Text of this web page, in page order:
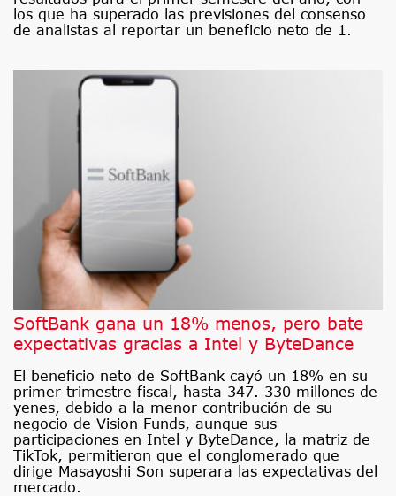
los que ha superado las previsiones del consenso
de analistas al reportar un beneficio neto de 1.
SoftBank gana un 18% menos, pero bate
expectativas gracias a Intel y ByteDance
El beneficio neto de SoftBank cayó un 18% en su
primer trimestre fiscal, hasta 347. 330 millones de
yenes, debido a la menor contribución de su
negocio de Vision Funds, aunque sus
participaciones en Intel y ByteDance, la matriz de
TikTok, permitieron que el conglomerado que
dirige Masayoshi Son superara las expectativas del
mercado.